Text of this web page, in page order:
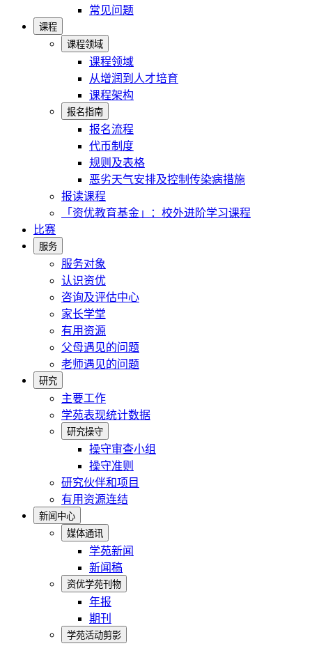
常见问题
课程
课程领域
课程领域
从增润到人才培育
课程架构
报名指南
报名流程
代币制度
规则及表格
恶劣天气安排及控制传染病措施
报读课程
「资优教育基金」：校外进阶学习课程
比赛
服务
服务对象
认识资优
咨询及评估中心
家长学堂
有用资源
父母遇见的问题
老师遇见的问题
研究
主要工作
学苑表现统计数据
研究操守
操守审查小组
操守准则
研究伙伴和项目
有用资源连结
新闻中心
媒体通讯
学苑新闻
新闻稿
资优学苑刊物
年报
期刊
学苑活动剪影